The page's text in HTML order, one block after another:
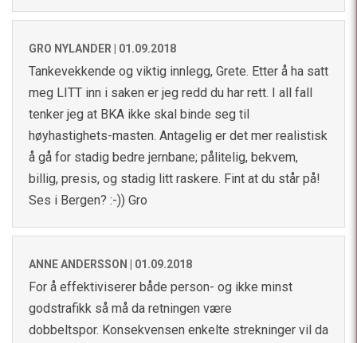
GRO NYLANDER | 01.09.2018
Tankevekkende og viktig innlegg, Grete. Etter å ha satt
meg LITT inn i saken er jeg redd du har rett. I all fall
tenker jeg at BKA ikke skal binde seg til
høyhastighets-masten. Antagelig er det mer realistisk
å gå for stadig bedre jernbane; pålitelig, bekvem,
billig, presis, og stadig litt raskere. Fint at du står på!
Ses i Bergen? :-)) Gro
ANNE ANDERSSON | 01.09.2018
For å effektiviserer både person- og ikke minst
godstrafikk så må da retningen være
dobbeltspor. Konsekvensen enkelte strekninger vil da